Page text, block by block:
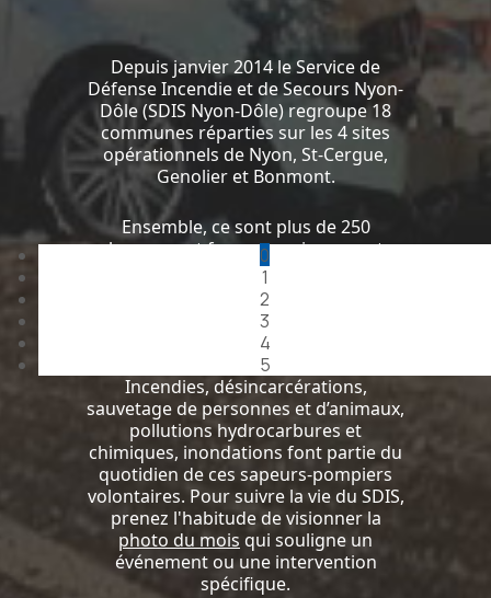
Unis et engagés
dans la même
passion 0
1
2
3
4
5
Depuis janvier 2014 le Service de
Défense Incendie et de Secours Nyon-
Dôle (SDIS Nyon-Dôle) regroupe 18
communes réparties sur les 4 sites
opérationnels de Nyon, St-Cergue,
Genolier et Bonmont.
Ensemble, ce sont plus de 250
hommes et femmes qui assurent
24h/24h les différentes missions
d’intervention et de secours auprès de
la population d’un vaste secteur qui
s’étend de Nyon jusqu’à la Dôle.
Incendies, désincarcérations,
sauvetage de personnes et d’animaux,
pollutions hydrocarbures et
chimiques, inondations font partie du
quotidien de ces sapeurs-pompiers
volontaires. Pour suivre la vie du SDIS,
prenez l'habitude de visionner la
photo du mois qui souligne un
événement ou une intervention
spécifique.